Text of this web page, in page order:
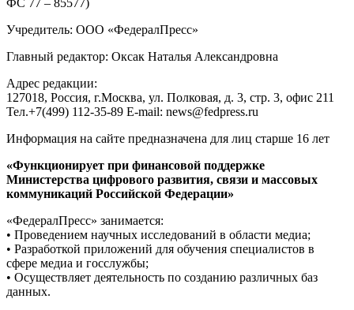
Учредитель: ООО «ФедералПресс»
Главный редактор: Оксак Наталья Александровна
Адрес редакции:
127018, Россия, г.Москва, ул. Полковая, д. 3, стр. 3, офис 211
Тел.+7(499) 112-35-89 E-mail: news@fedpress.ru
Информация на сайте предназначена для лиц старше 16 лет
«Функционирует при финансовой поддержке
Министерства цифрового развития, связи и массовых
коммуникаций Российской Федерации»
«ФедералПресс» занимается:
• Проведением научных исследований в области медиа;
• Разработкой приложений для обучения специалистов в
сфере медиа и госслужбы;
• Осуществляет деятельность по созданию различных баз
данных.